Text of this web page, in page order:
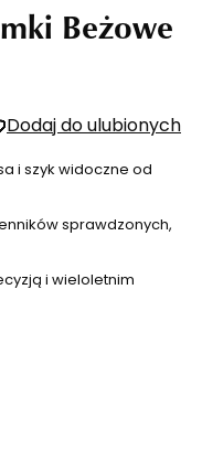
Beżowe
Dodaj do ulubionych
i szyk widoczne od
sprawdzonych,
i wieloletnim